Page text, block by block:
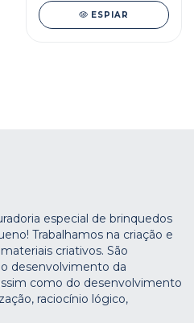
ESPIAR
especial de brinquedos
Trabalhamos na criação e
criativos. São
desenvolvimento da
como do desenvolvimento
raciocínio lógico,